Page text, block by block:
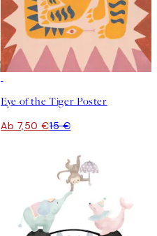
Eye of the Tiger Poster
Ab 7,50 €15 €